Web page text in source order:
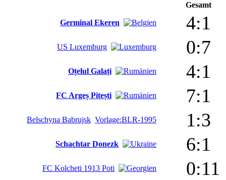
Gesamt
Germinal Ekeren 4:1
US Luxemburg 0:7
Oțelul Galați 4:1
FC Argeș Pitești 7:1
Belschyna Babrujsk Vorlage:BLR-1995 1:3
Schachtar Donezk 6:1
FC Kolcheti 1913 Poti 0:11